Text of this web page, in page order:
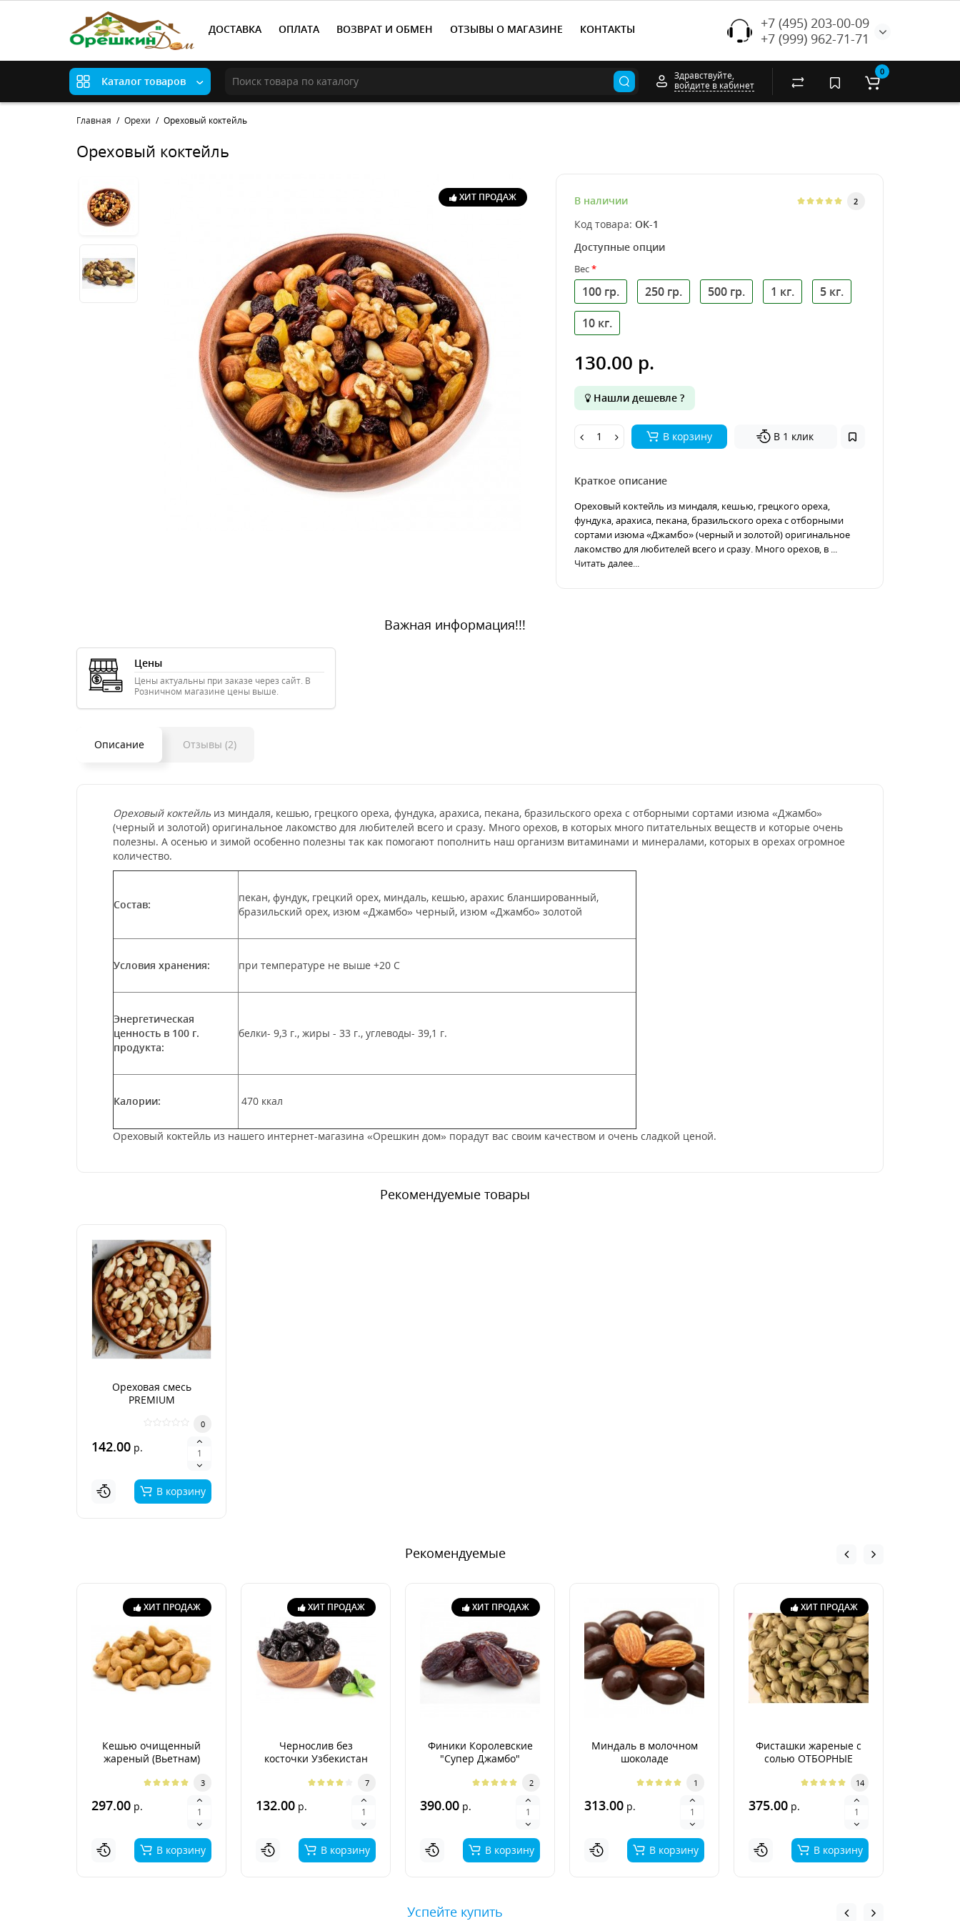
+7 (495) 203-00-09
+7 (999) 962-71-71
ДОСТАВКА ОПЛАТА ВОЗВРАТ И ОБМЕН ОТЗЫВЫ О МАГАЗИНЕ КОНТАКТЫ
Каталог товаров
Здравствуйте,
войдите в кабинет
0
Главная Орехи Ореховый коктейль
Ореховый коктейль
ХИТ ПРОДАЖ В наличии 2
Код товара: ОК-1
Доступные опции
Вес
100 гр. 250 гр. 500 гр. 1 кг.
5 кг.
10 кг.
130.00 р.
Нашли дешевле ?
В корзину В 1 клик
Краткое описание
Ореховый коктейль из миндаля, кешью, грецкого ореха,
фундука, арахиса, пекана, бразильского ореха с отборными
сортами изюма «Джамбо» (черный и золотой) оригинальное
лакомство для любителей всего и сразу. Много орехов, в ...
Читать далее...
Важная информация!!!
Цены
Цены актуальны при заказе через сайт. В
Розничном магазине цены выше.
Описание Отзывы (2)
Ореховый коктейль из миндаля, кешью, грецкого ореха, фундука, арахиса, пекана, бразильского ореха с отборными сортами изюма «Джамбо»
(черный и золотой) оригинальное лакомство для любителей всего и сразу. Много орехов, в которых много питательных веществ и которые очень
полезны. А осенью и зимой особенно полезны так как помогают пополнить наш организм витаминами и минералами, которых в орехах огромное
количество.
Состав:
пекан, фундук, грецкий орех, миндаль, кешью, арахис бланшированный,
бразильский орех, изюм «Джамбо» черный, изюм «Джамбо» золотой
Условия хранения: при температуре не выше +20 C
Энергетическая
ценность в 100 г.
продукта:
белки- 9,3 г., жиры - 33 г., углеводы- 39,1 г.
Калории: 470 ккал
Ореховый коктейль из нашего интернет-магазина «Орешкин дом» порадут вас своим качеством и очень сладкой ценой.
Рекомендуемые товары
Ореховая смесь
PREMIUM
0
142.00 р.
В корзину
Рекомендуемые
ХИТ ПРОДАЖ
Кешью очищенный
жареный (Вьетнам)
3
297.00 р.
В корзину
ХИТ ПРОДАЖ
Чернослив без
косточки Узбекистан
7
132.00 р.
В корзину
ХИТ ПРОДАЖ
Финики Королевские
"Супер Джамбо"
2
390.00 р.
В корзину
Миндаль в молочном
шоколаде
1
313.00 р.
В корзину
ХИТ ПРОДАЖ
Фисташки жареные с
солью ОТБОРНЫЕ
14
375.00 р.
В корзину
Успейте купить